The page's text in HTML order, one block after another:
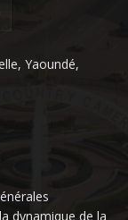
Yaoundé,
dynamique de la